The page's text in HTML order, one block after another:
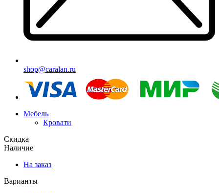
shop@caralan.ru
Мебель
Кровати
Скидка
Наличие
На заказ
Варианты